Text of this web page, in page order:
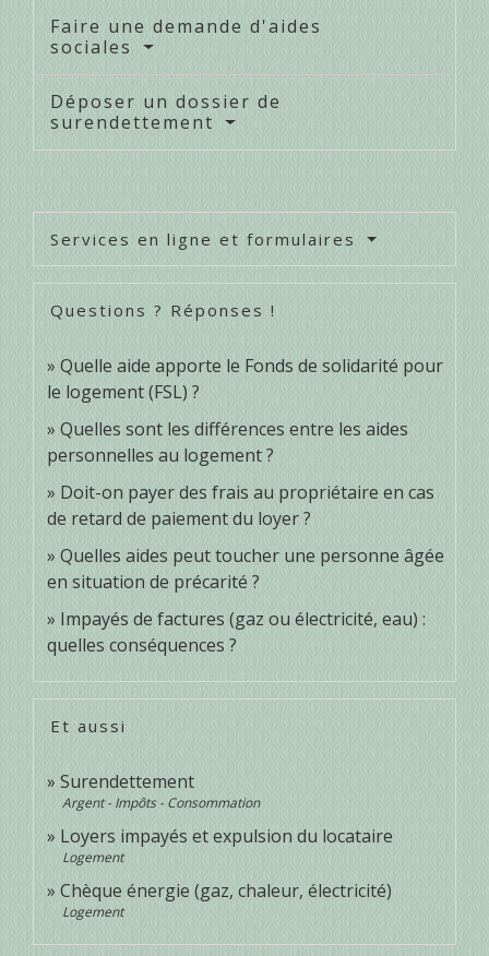
Faire une demande d'aides
sociales
Déposer un dossier de
surendettement
Services en ligne et formulaires
Questions ? Réponses !
Quelle aide apporte le Fonds de solidarité pour
le logement (FSL) ?
Quelles sont les différences entre les aides
personnelles au logement ?
Doit-on payer des frais au propriétaire en cas
de retard de paiement du loyer ?
Quelles aides peut toucher une personne âgée
en situation de précarité ?
Impayés de factures (gaz ou électricité, eau) :
quelles conséquences ?
Et aussi
Surendettement
Argent - Impôts - Consommation
Loyers impayés et expulsion du locataire
Logement
Chèque énergie (gaz, chaleur, électricité)
Logement